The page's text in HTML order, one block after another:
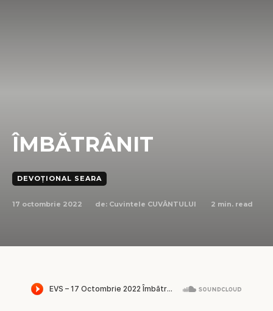
ÎMBĂTRÂNIT
DEVOȚIONAL SEARA
17 octombrie 2022 de: Cuvintele CUVÂNTULUI 2 min. read